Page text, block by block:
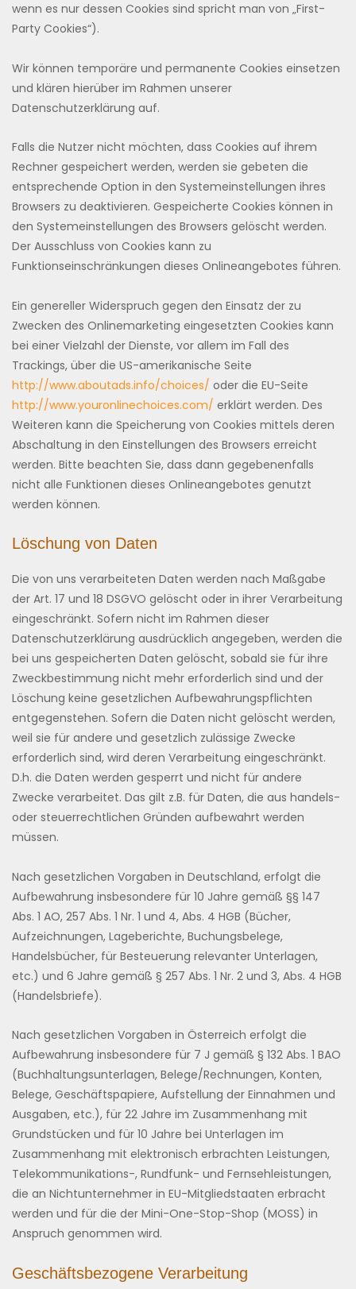
wenn es nur dessen Cookies sind spricht man von „First-
Party Cookies“).
Wir können temporäre und permanente Cookies einsetzen
und klären hierüber im Rahmen unserer
Datenschutzerklärung auf.
Falls die Nutzer nicht möchten, dass Cookies auf ihrem
Rechner gespeichert werden, werden sie gebeten die
entsprechende Option in den Systemeinstellungen ihres
Browsers zu deaktivieren. Gespeicherte Cookies können in
den Systemeinstellungen des Browsers gelöscht werden.
Der Ausschluss von Cookies kann zu
Funktionseinschränkungen dieses Onlineangebotes führen.
Ein genereller Widerspruch gegen den Einsatz der zu
Zwecken des Onlinemarketing eingesetzten Cookies kann
bei einer Vielzahl der Dienste, vor allem im Fall des
Trackings, über die US-amerikanische Seite
http://www.aboutads.info/choices/ oder die EU-Seite
http://www.youronlinechoices.com/ erklärt werden. Des
Weiteren kann die Speicherung von Cookies mittels deren
Abschaltung in den Einstellungen des Browsers erreicht
werden. Bitte beachten Sie, dass dann gegebenenfalls
nicht alle Funktionen dieses Onlineangebotes genutzt
werden können.
Löschung von Daten
Die von uns verarbeiteten Daten werden nach Maßgabe
der Art. 17 und 18 DSGVO gelöscht oder in ihrer Verarbeitung
eingeschränkt. Sofern nicht im Rahmen dieser
Datenschutzerklärung ausdrücklich angegeben, werden die
bei uns gespeicherten Daten gelöscht, sobald sie für ihre
Zweckbestimmung nicht mehr erforderlich sind und der
Löschung keine gesetzlichen Aufbewahrungspflichten
entgegenstehen. Sofern die Daten nicht gelöscht werden,
weil sie für andere und gesetzlich zulässige Zwecke
erforderlich sind, wird deren Verarbeitung eingeschränkt.
D.h. die Daten werden gesperrt und nicht für andere
Zwecke verarbeitet. Das gilt z.B. für Daten, die aus handels-
oder steuerrechtlichen Gründen aufbewahrt werden
müssen.
Nach gesetzlichen Vorgaben in Deutschland, erfolgt die
Aufbewahrung insbesondere für 10 Jahre gemäß §§ 147
Abs. 1 AO, 257 Abs. 1 Nr. 1 und 4, Abs. 4 HGB (Bücher,
Aufzeichnungen, Lageberichte, Buchungsbelege,
Handelsbücher, für Besteuerung relevanter Unterlagen,
etc.) und 6 Jahre gemäß § 257 Abs. 1 Nr. 2 und 3, Abs. 4 HGB
(Handelsbriefe).
Nach gesetzlichen Vorgaben in Österreich erfolgt die
Aufbewahrung insbesondere für 7 J gemäß § 132 Abs. 1 BAO
(Buchhaltungsunterlagen, Belege/Rechnungen, Konten,
Belege, Geschäftspapiere, Aufstellung der Einnahmen und
Ausgaben, etc.), für 22 Jahre im Zusammenhang mit
Grundstücken und für 10 Jahre bei Unterlagen im
Zusammenhang mit elektronisch erbrachten Leistungen,
Telekommunikations-, Rundfunk- und Fernsehleistungen,
die an Nichtunternehmer in EU-Mitgliedstaaten erbracht
werden und für die der Mini-One-Stop-Shop (MOSS) in
Anspruch genommen wird.
Geschäftsbezogene Verarbeitung